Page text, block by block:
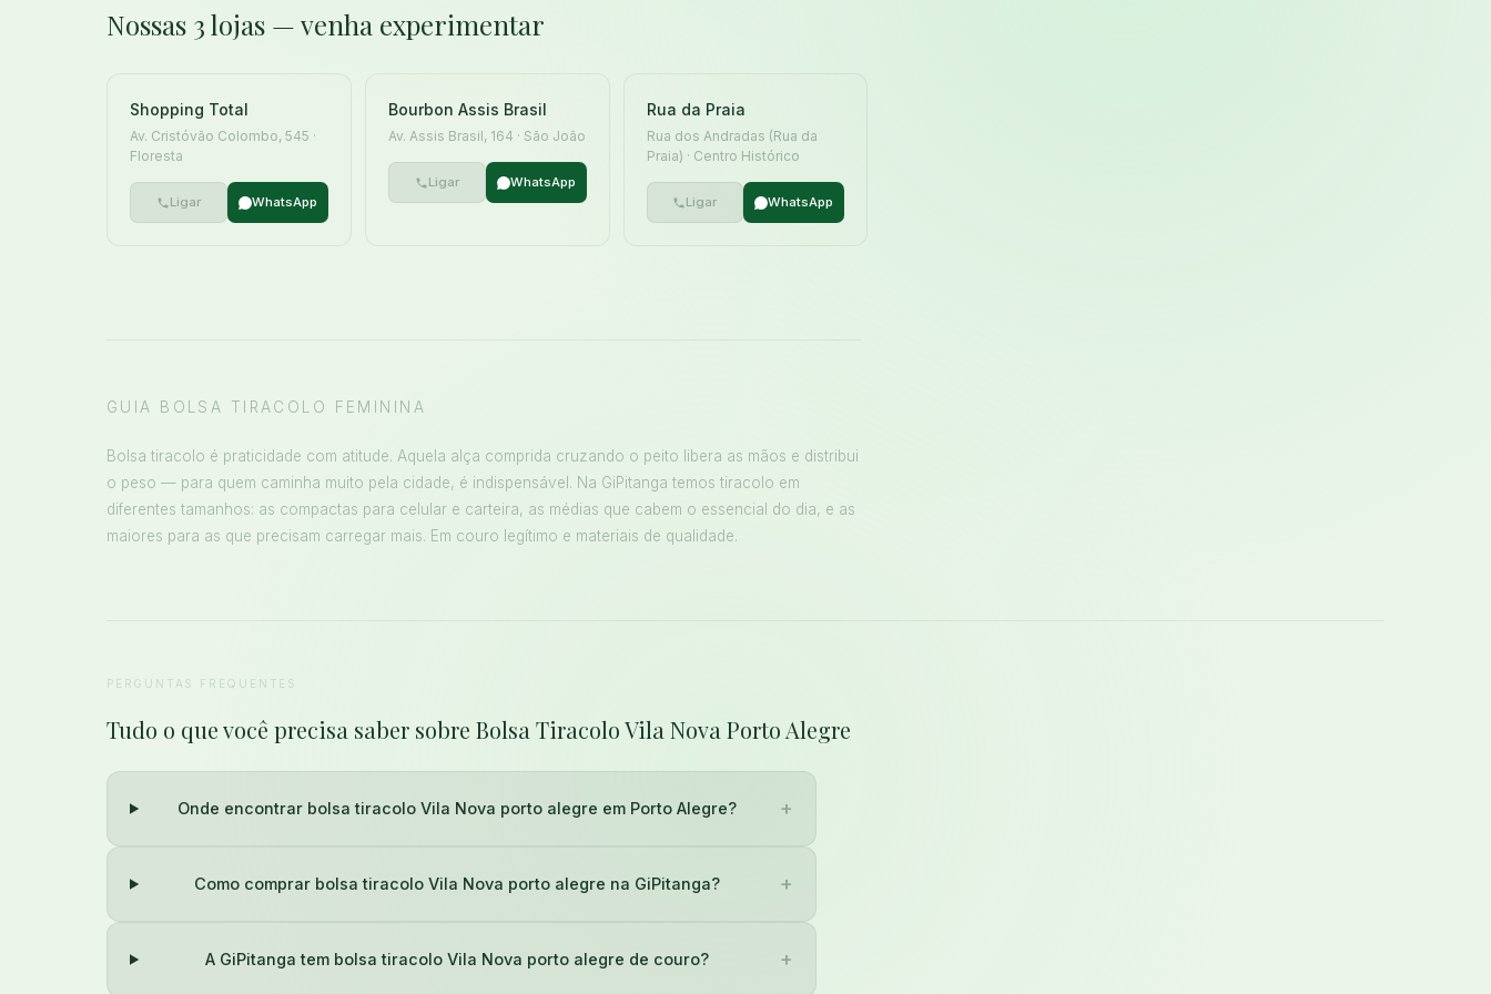
Nossas 3 lojas — venha experimentar
Shopping Total
Av. Cristóvão Colombo, 545 ·
Floresta
Ligar WhatsApp
Bourbon Assis Brasil
Av. Assis Brasil, 164 · São João
Ligar WhatsApp
Rua da Praia
Rua dos Andradas (Rua da
Praia) · Centro Histórico
Ligar WhatsApp
GUIA BOLSA TIRACOLO FEMININA
Bolsa tiracolo é praticidade com atitude. Aquela alça comprida cruzando o peito libera as mãos e distribui
o peso — para quem caminha muito pela cidade, é indispensável. Na GiPitanga temos tiracolo em
diferentes tamanhos: as compactas para celular e carteira, as médias que cabem o essencial do dia, e as
maiores para as que precisam carregar mais. Em couro legítimo e materiais de qualidade.
PERGUNTAS FREQUENTES
Tudo o que você precisa saber sobre Bolsa Tiracolo Vila Nova Porto Alegre
Onde encontrar bolsa tiracolo Vila Nova porto alegre em Porto Alegre? +
Como comprar bolsa tiracolo Vila Nova porto alegre na GiPitanga? +
A GiPitanga tem bolsa tiracolo Vila Nova porto alegre de couro? +